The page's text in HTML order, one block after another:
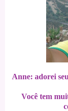
Anne: adorei
Você tem